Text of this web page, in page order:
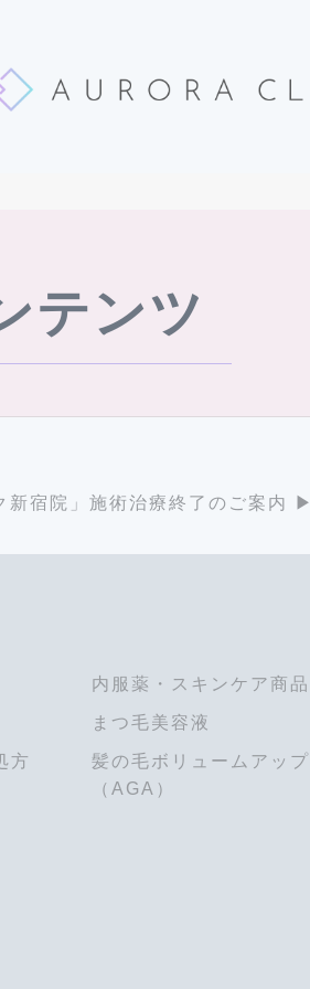
テンツ
新宿院」施術治療終了のご案内
内服薬・スキンケア商品
まつ毛美容液
方
髪の毛ボリュームアッ
（AGA）